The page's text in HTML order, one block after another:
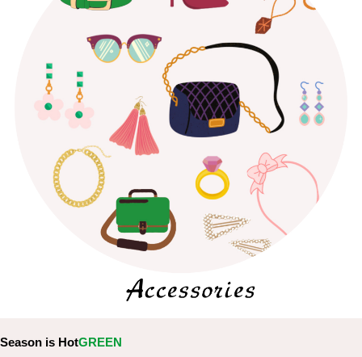
Season is HotGREEN